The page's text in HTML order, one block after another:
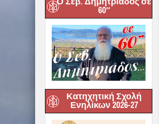
60″
Κατηχητική Σχολή
Ενηλίκων 2026-27